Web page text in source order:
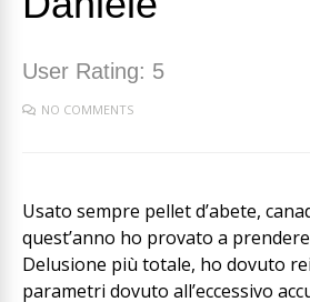
User Rating: 5
NO COMMENTS
Usato sempre pellet d’abete,
quest’anno ho provato a
Delusione più totale, ho dovuto
parametri dovuto all’eccessivo